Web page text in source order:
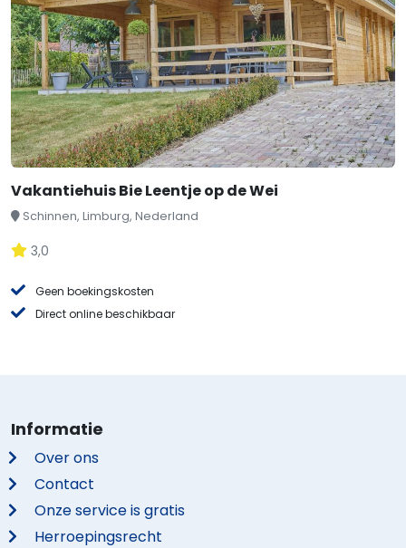
Vakantiehuis Bie Leentje op de Wei
Schinnen, Limburg, Nederland
3,0
Geen boekingskosten
Direct online beschikbaar
Informatie
Over ons
Contact
Onze service is gratis
Herroepingsrecht